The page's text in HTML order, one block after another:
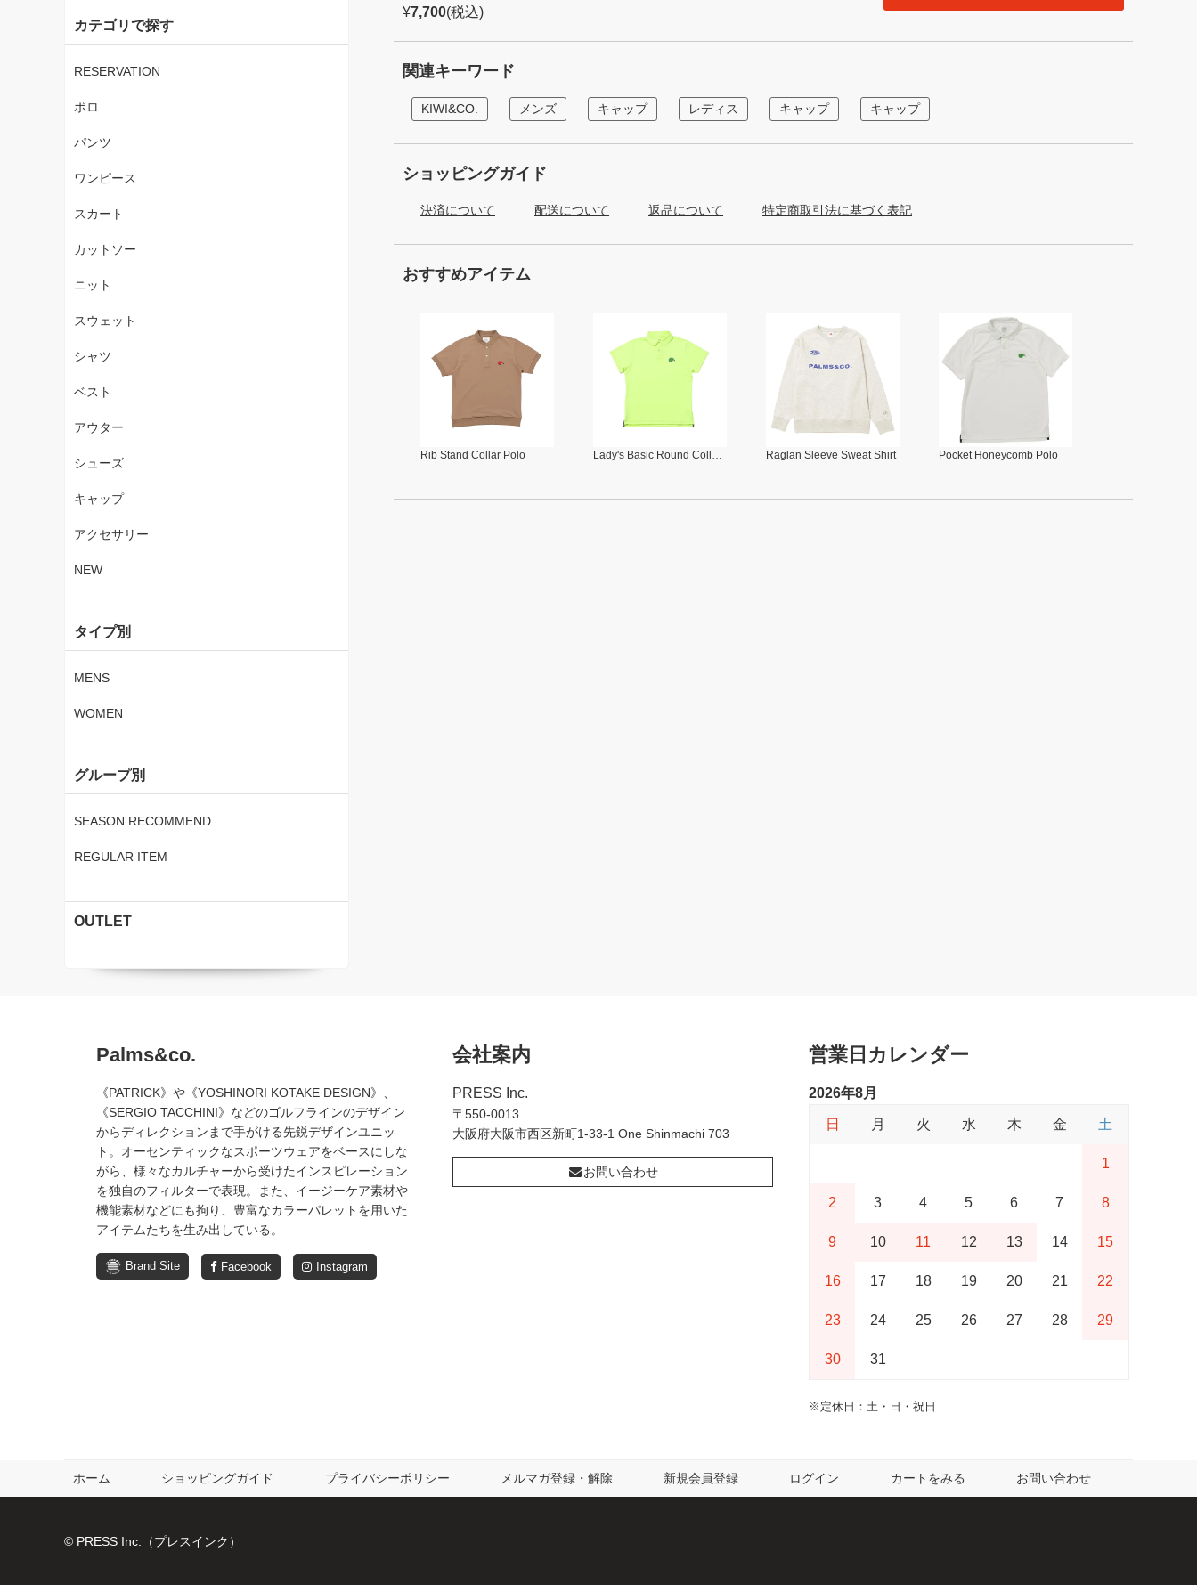
¥7,700(税込)
関連キーワード
KIWI&CO. メンズ キャップ レディス キャップ キャップ
ショッピングガイド
決済について 配送について 返品について 特定商取引法に基づく表記
おすすめアイテム
Rib Stand Collar Polo Lady's Basic Round Collar Polo Raglan Sleeve Sweat Shirt Pocket Honeycomb Polo
カテゴリで探す
RESERVATION
ポロ
パンツ
ワンピース
スカート
カットソー
ニット
スウェット
シャツ
ベスト
アウター
シューズ
キャップ
アクセサリー
NEW
タイプ別
MENS
WOMEN
グループ別
SEASON RECOMMEND
REGULAR ITEM
OUTLET
Palms&co.
《PATRICK》や《YOSHINORI KOTAKE DESIGN》、
《SERGIO TACCHINI》などのゴルフラインのデザイン
からディレクションまで手がける先鋭デザインユニッ
ト。オーセンティックなスポーツウェアをベースにしな
がら、様々なカルチャーから受けたインスピレーション
を独自のフィルターで表現。また、イージーケア素材や
機能素材などにも拘り、豊富なカラーパレットを用いた
アイテムたちを生み出している。
Brand Site Facebook Instagram
会社案内
PRESS Inc.
〒550-0013
大阪府大阪市西区新町1-33-1 One Shinmachi 703
お問い合わせ
営業日カレンダー
2026年8月
日 月 火 水 木 金 土
1
2 3 4 5 6 7 8
9 10 11 12 13 14 15
16 17 18 19 20 21 22
23 24 25 26 27 28 29
30 31
※定休日：土・日・祝日
ホーム ショッピングガイド プライバシーポリシー メルマガ登録・解除 新規会員登録 ログイン カートをみる お問い合わせ
© PRESS Inc.（プレスインク）